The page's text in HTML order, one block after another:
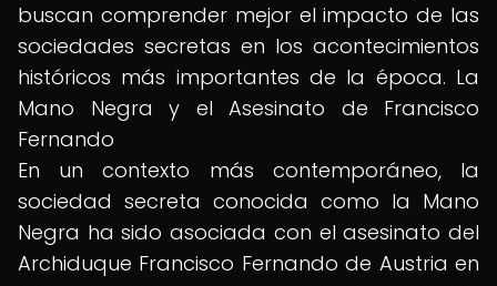
buscan comprender mejor el impacto de las
sociedades secretas en los acontecimientos
históricos más importantes de la época. La
Mano Negra y el Asesinato de Francisco
Fernando
En un contexto más contemporáneo, la
sociedad secreta conocida como la Mano
Negra ha sido asociada con el asesinato del
Archiduque Francisco Fernando de Austria en